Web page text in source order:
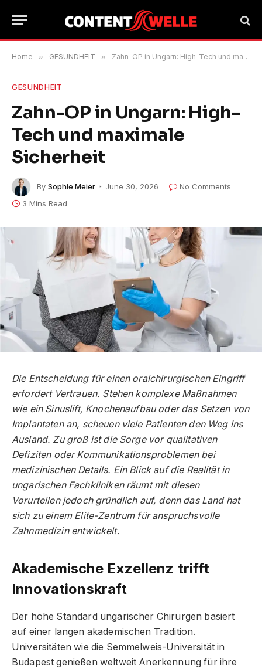
Home » GESUNDHEIT » Zahn-OP in Ungarn: High-Tech und maximale Sicherheit
GESUNDHEIT
Zahn-OP in Ungarn: High-
Tech und maximale
Sicherheit
By Sophie Meier June 30, 2026
No Comments
3 Mins Read
Die Entscheidung für einen oralchirurgischen Eingriff
erfordert Vertrauen. Stehen komplexe Maßnahmen
wie ein Sinuslift, Knochenaufbau oder das Setzen von
Implantaten an, scheuen viele Patienten den Weg ins
Ausland. Zu groß ist die Sorge vor qualitativen
Defiziten oder Kommunikationsproblemen bei
medizinischen Details. Ein Blick auf die Realität in
ungarischen Fachkliniken räumt mit diesen
Vorurteilen jedoch gründlich auf, denn das Land hat
sich zu einem Elite-Zentrum für anspruchsvolle
Zahnmedizin entwickelt.
Akademische Exzellenz trifft
Innovationskraft
Der hohe Standard ungarischer Chirurgen basiert
auf einer langen akademischen Tradition.
Universitäten wie die Semmelweis-Universität in
Budapest genießen weltweit Anerkennung für ihre